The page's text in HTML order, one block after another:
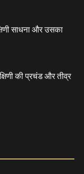
साधना और उसका
की प्रचंड और तीव्र